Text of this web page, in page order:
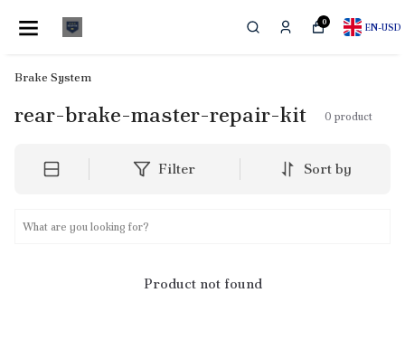
0 EN-USD
Brake System
rear-brake-master-repair-kit 0 product
Filter Sort by
Product not found